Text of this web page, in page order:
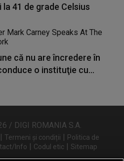
41 de grade Celsius
că nu are încredere în
o instituţie cu...
/ DIGI ROMANIA S.A.
| Termeni și condiții | Politica de
Info | Codul etic | Sitemap